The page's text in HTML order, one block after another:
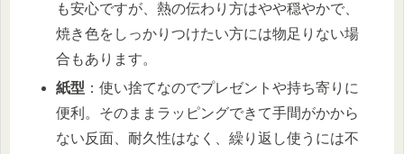
も安心ですが、熱の伝わり方はやや穏やかで、
焼き色をしっかりつけたい方には物足りない場
合もあります。
紙型 ：使い捨てなのでプレゼントや持ち寄りに
便利。そのままラッピングできて手間がかから
ない反面、耐久性はなく、繰り返し使うには不